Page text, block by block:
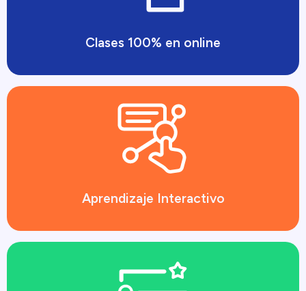
Clases 100% en online
Aprendizaje Interactivo